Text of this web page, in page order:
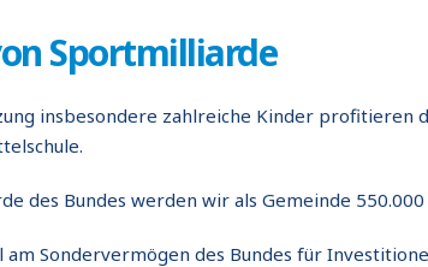
Sportmilliarde
insbesondere zahlreiche Kinder profitieren
des Bundes werden wir als Gemeinde 550.000
Sondervermögen des Bundes für